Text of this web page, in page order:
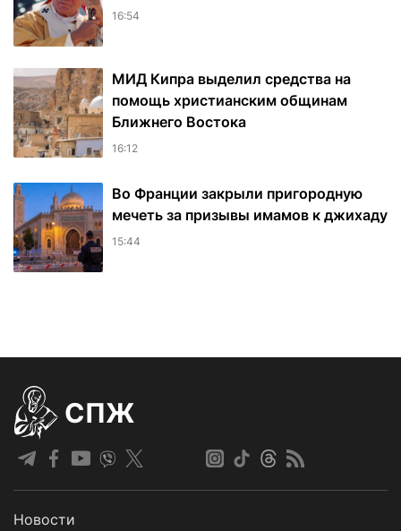
16:54
МИД Кипра выделил средства на
помощь христианским общинам
Ближнего Востока
16:12
Во Франции закрыли пригородную
мечеть за призывы имамов к джихаду
15:44
СПЖ
Новости